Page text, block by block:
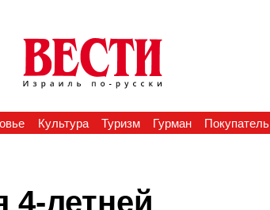
Культура Туризм Гурман Покупатель
летней